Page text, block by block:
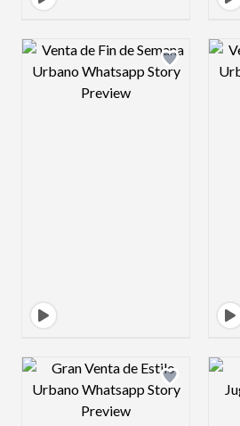
Design preview image
Design preview image